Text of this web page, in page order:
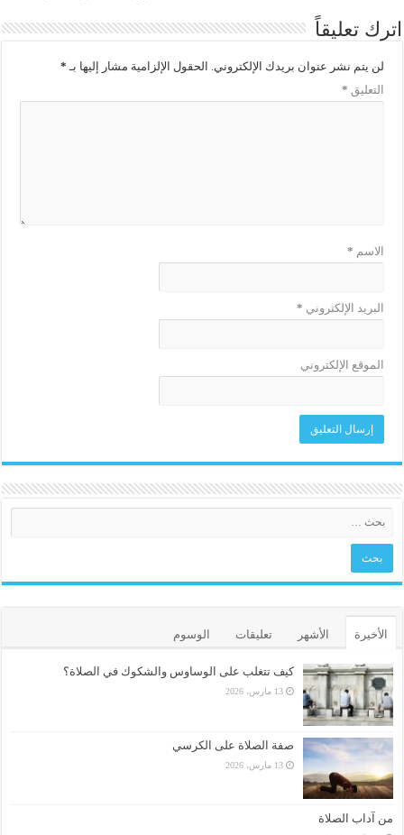
اترك تعليقاً
لن يتم نشر عنوان بريدك الإلكتروني. الحقول الإلزامية مشار إليها بـ *
التعليق *
الاسم *
البريد الإلكتروني *
الموقع الإلكتروني
الأخيرة الأشهر تعليقات الوسوم
كيف تتغلب على الوساوس والشكوك في الصلاة؟
13 مارس، 2026
صفة الصلاة على الكرسي
13 مارس، 2026
من آداب الصلاة